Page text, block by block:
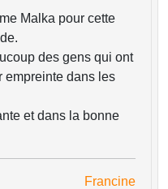
Malka pour cette
des gens qui ont
empreinte dans les
et dans la bonne
Francine